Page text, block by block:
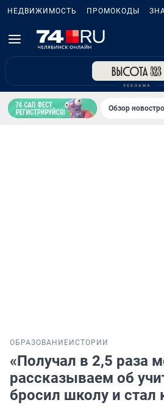
НЕДВИЖИМОСТЬ ПРОМОКОДЫ
Обзор
ОБРАЗОВАНИЕ ИСТОРИИ
«Получал в 2,5 раза
рассказываем об
бросил школу и стал